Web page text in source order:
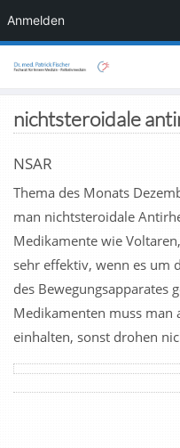
Anmelden
nichtsteroidale
NSAR
Thema des Monats
man nichtsteroidale
Medikamente wie
sehr effektiv, wenn es um
des Bewegungsapparates
Medikamenten muss man
einhalten, sonst drohen